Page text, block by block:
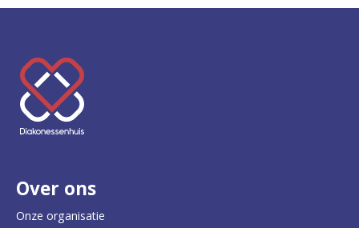
K
e
e
t
e
Over ons
Onze organisatie